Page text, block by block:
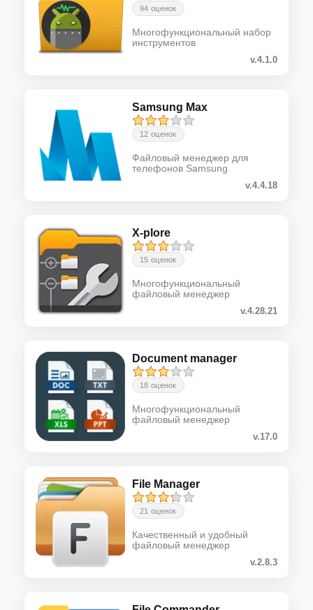
94 оценок
Многофункциональный набор
инструментов
v.4.1.0
Samsung Max
12 оценок
Файловый менеджер для
телефонов Samsung
v.4.4.18
X-plore
15 оценок
Многофункциональный
файловый менеджер
v.4.28.21
Document manager
18 оценок
Многофункциональный
файловый менеджер
v.17.0
File Manager
21 оценок
Качественный и удобный
файловый менеджер
v.2.8.3